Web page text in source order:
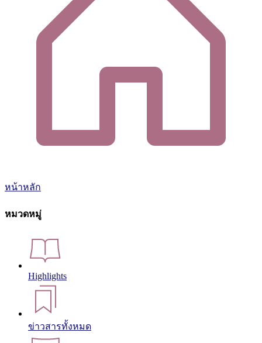
หน้าหลัก
หมวดหมู่
Highlights
ข่าวสารทั้งหมด